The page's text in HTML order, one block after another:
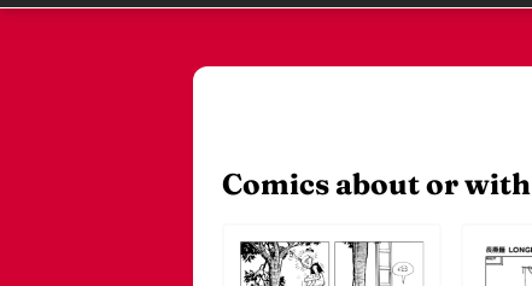
Comics about or with